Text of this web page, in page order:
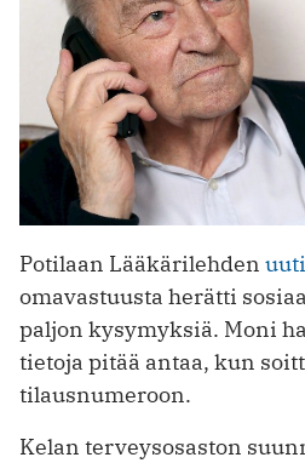
Potilaan Lääkärilehden
omavastuusta herätti
paljon kysymyksiä. Moni
tietoja pitää antaa, kun
tilausnumeroon.
Kelan terveysosaston